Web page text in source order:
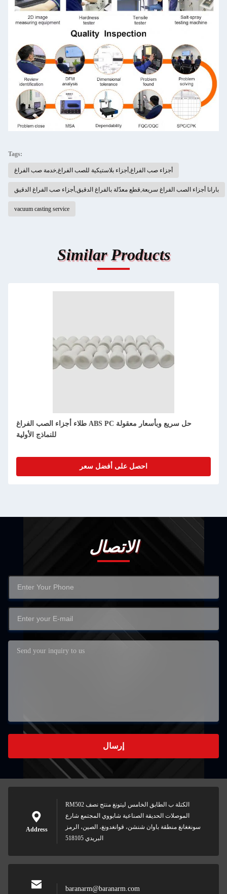
Tags:
أجزاء صب الفراغ,أجزاء بلاستيكية للصب الفراغ,خدمة صب الفراغ
بارانا أجزاء الصب الفراغ سريعة,قطع معدّلة بالفراغ الدقيق,أجزاء صب الفراغ الدقيق
vacuum casting service
Similar Products
مطاط PU PMMA نموذج أولي للصب الفراغ نسخ سلسة وسريعة
ودقيقة من أنماط الرئيسية
احصل على أفضل سعر
الاتصال
إرسال
Address
RM502 الكتلة ب الطابق الخامس ليتونغ منتج نصف
الموصلات الحديقة الصناعية شابووي المجتمع شارع
سونغغانغ منطقة باوان شنشن، قوانغدونغ، الصين، الرمز
البريدي 518105
baranarm@baranarm.com